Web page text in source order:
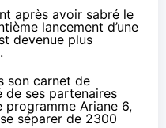
après avoir sabré le
lancement d’une
devenue plus
son carnet de
ses partenaires
programme Ariane 6,
séparer de 2300